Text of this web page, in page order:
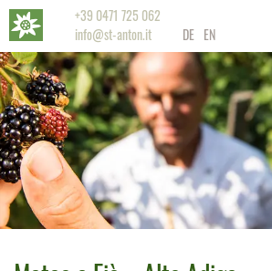
+39 0471 725 062
info@st-anton.it
DE EN